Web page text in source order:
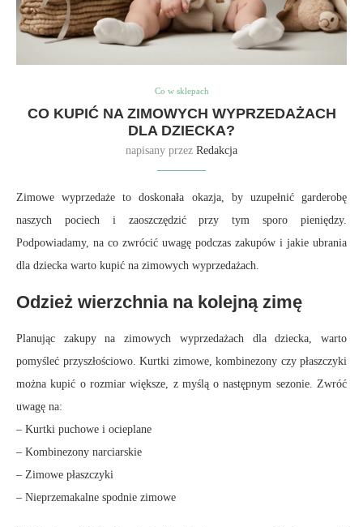
Co w sklepach
CO KUPIĆ NA ZIMOWYCH WYPRZEDAŻACH
DLA DZIECKA?
napisany przez Redakcja
Zimowe wyprzedaże to doskonała okazja, by uzupełnić garderobę
naszych pociech i zaoszczędzić przy tym sporo pieniędzy.
Podpowiadamy, na co zwrócić uwagę podczas zakupów i jakie ubrania
dla dziecka warto kupić na zimowych wyprzedażach.
Odzież wierzchnia na kolejną zimę
Planując zakupy na zimowych wyprzedażach dla dziecka, warto
pomyśleć przyszłościowo. Kurtki zimowe, kombinezony czy płaszczyki
można kupić o rozmiar większe, z myślą o następnym sezonie. Zwróć
uwagę na:
– Kurtki puchowe i ocieplane
– Kombinezony narciarskie
– Zimowe płaszczyki
– Nieprzemakalne spodnie zimowe